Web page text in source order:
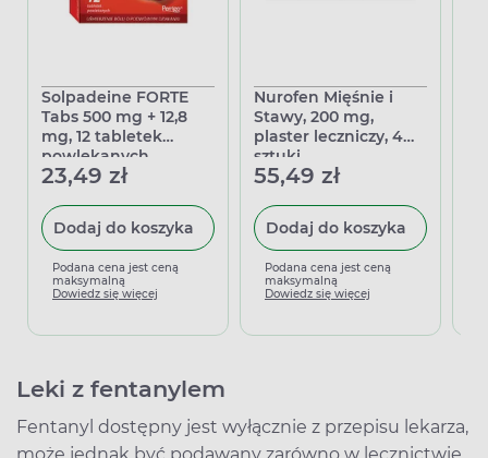
Solpadeine FORTE
Tabs 500 mg + 12,8
mg, 12 tabletek
powlekanych
23,49 zł
Dodaj do koszyka
Podana cena jest ceną
maksymalną
Dowiedz się więcej
Nurofen Mięśnie i
Stawy, 200 mg,
plaster leczniczy, 4
sztuki
55,49 zł
Dodaj do koszyka
Podana cena jest ceną
maksymalną
Dowiedz się więcej
Leki z fentanylem
Fentanyl dostępny jest wyłącznie z przepisu lekarza,